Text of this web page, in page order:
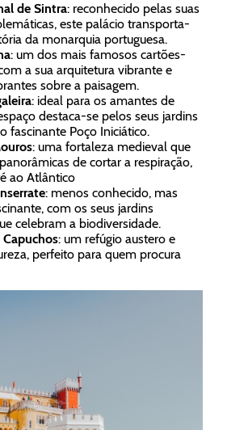
de Sintra: reconhecido pelas suas
este palácio transporta-
da monarquia portuguesa.
: um dos mais famosos cartões-
a sua arquitetura vibrante e
sobre a paisagem.
: ideal para os amantes de
destaca-se pelos seus jardins
fascinante Poço Iniciático.
: uma fortaleza medieval que
de cortar a respiração,
ao Atlântico
: menos conhecido, mas
com os seus jardins
celebram a biodiversidade.
: um refúgio austero e
perfeito para quem procura